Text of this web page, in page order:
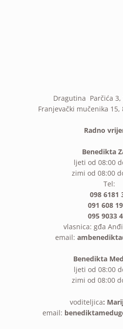
Dragutina Parčića 3,
Franjevački mučenika
Radno
Benedikta
ljeti od 08:00
zimi od 08:00
Tel:
098 6181
091 608
095 9033
vlasnica: gđa
email:
Benedikta
ljeti od 08:00
zimi od 08:00
voditeljica:
email: